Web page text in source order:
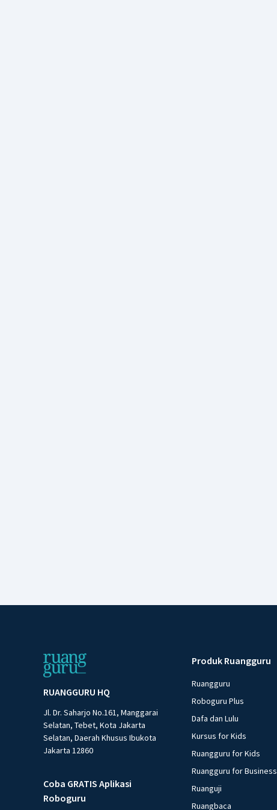
RUANGGURU HQ
Jl. Dr. Saharjo No.161, Manggarai
Selatan, Tebet, Kota Jakarta
Selatan, Daerah Khusus Ibukota
Jakarta 12860
Coba GRATIS Aplikasi
Roboguru
Produk Ruangguru
Ruangguru
Roboguru Plus
Dafa dan Lulu
Kursus for Kids
Ruangguru for Kids
Ruangguru for Business
Ruanguji
Ruangbaca